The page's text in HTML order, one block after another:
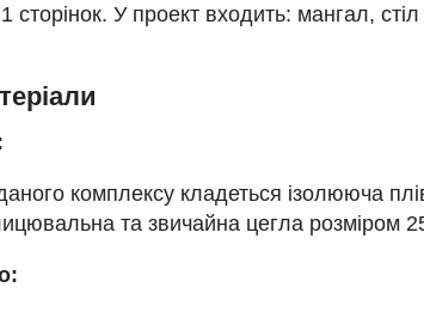
сторінок. У проект входить: мангал,
комплексу кладеться ізолююча
та звичайна цегла розміром